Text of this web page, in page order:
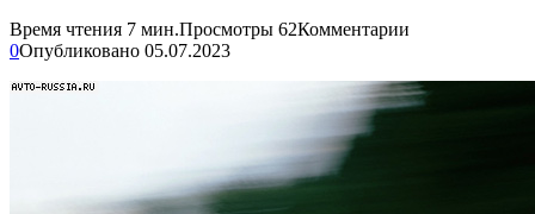
Время чтения 7 мин.Просмотры 62Комментарии
0Опубликовано 05.07.2023